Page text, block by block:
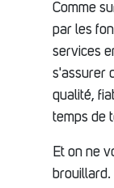
Comme
par les
services
s'assurer
qualité,
temps de
Et on ne
brouillard.